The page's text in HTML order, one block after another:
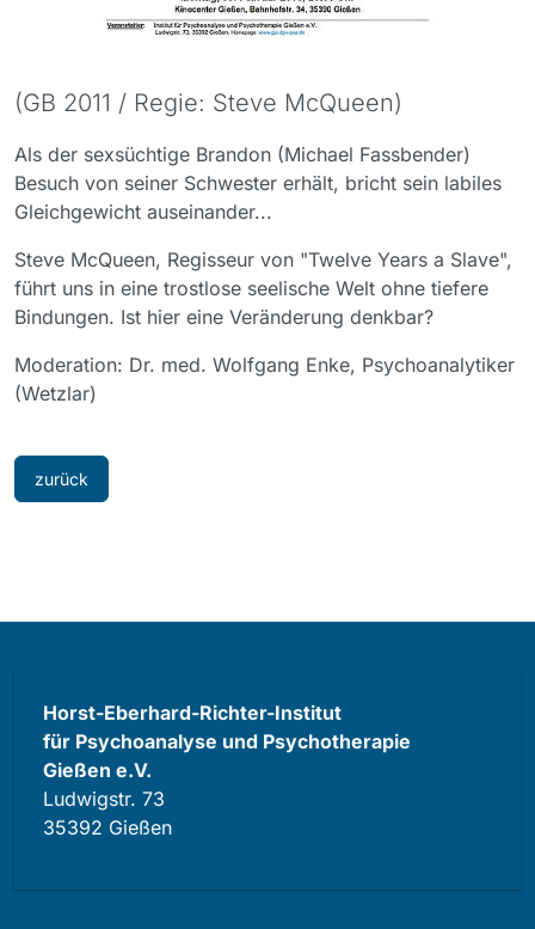
(GB 2011 / Regie: Steve McQueen)
Als der sexsüchtige Brandon (Michael Fassbender)
Besuch von seiner Schwester erhält, bricht sein labiles
Gleichgewicht auseinander...
Steve McQueen, Regisseur von "Twelve Years a Slave",
führt uns in eine trostlose seelische Welt ohne tiefere
Bindungen. Ist hier eine Veränderung denkbar?
Moderation: Dr. med. Wolfgang Enke, Psychoanalytiker
(Wetzlar)
zurück
Horst-Eberhard-Richter-Institut
für Psychoanalyse und Psychotherapie
Gießen e.V.
Ludwigstr. 73
35392 Gießen